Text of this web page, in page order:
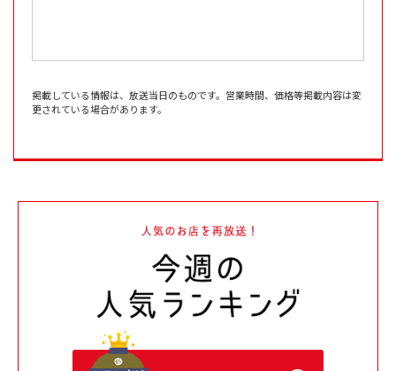
掲載している情報は、放送当日のものです。営業時間、価格等掲載内容は変
更されている場合があります。